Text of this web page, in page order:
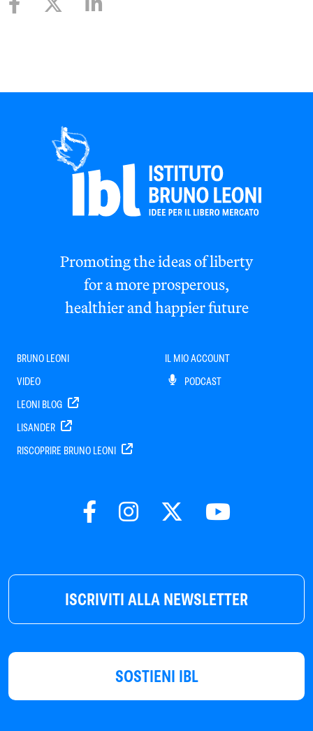
ISCRIVITI ALLA NEWSLETTER
SOSTIENI IBL
Promoting the ideas of liberty
for a more prosperous,
healthier and happier future
BRUNO LEONI
VIDEO
LEONI BLOG
LISANDER
RISCOPRIRE BRUNO LEONI
IL MIO ACCOUNT
PODCAST